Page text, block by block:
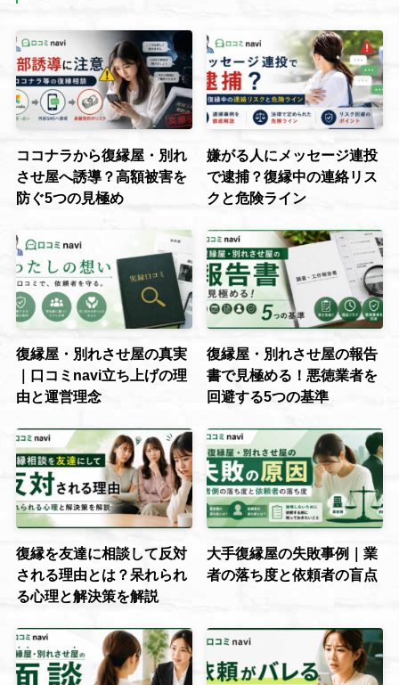
ココナラから復縁屋・別れ
させ屋へ誘導？高額被害を
防ぐ5つの見極め
嫌がる人にメッセージ連投
で逮捕？復縁中の連絡リス
クと危険ライン
復縁屋・別れさせ屋の真実
｜口コミnavi立ち上げの理
由と運営理念
復縁屋・別れさせ屋の報告
書で見極める！悪徳業者を
回避する5つの基準
復縁を友達に相談して反対
される理由とは？呆れられ
る心理と解決策を解説
大手復縁屋の失敗事例｜業
者の落ち度と依頼者の盲点